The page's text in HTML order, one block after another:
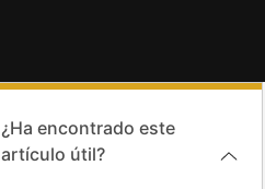
¿Ha encontrado este
artículo útil?